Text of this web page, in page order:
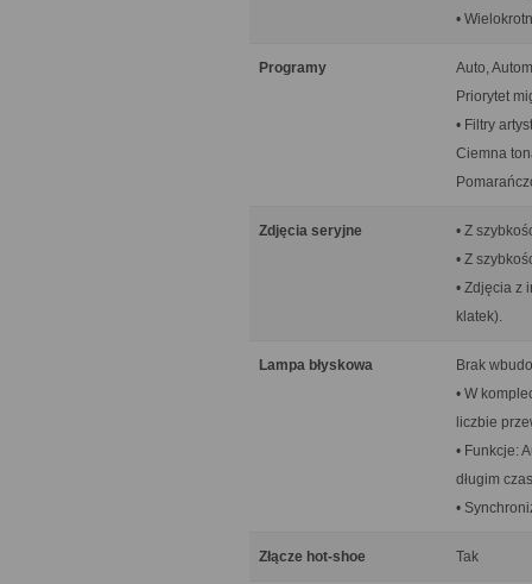
•
Programy
Auto,
Priorytet
• Filtry
Ciemna
Zdjęcia seryjne
• Z
• Z
• Zdjęcia z
klatek).
Lampa błyskowa
Brak
• W
liczbie
• Funkcje:
długim
•
Złącze hot-shoe Tak